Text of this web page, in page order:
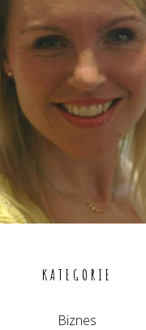
KATEGORIE
Biznes